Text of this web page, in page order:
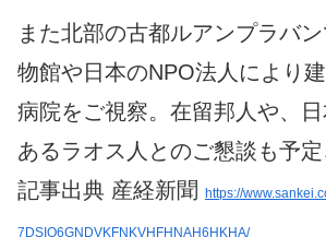
また北部の古都ルアンプラバ
物館や日本のNPO法人により
病院をご視察。在留邦人や、
あるラオス人とのご懇談も予定
記事出典 産経新聞
https://
7DSIO6GNDVKFNKVHFHNAH6HKHA/